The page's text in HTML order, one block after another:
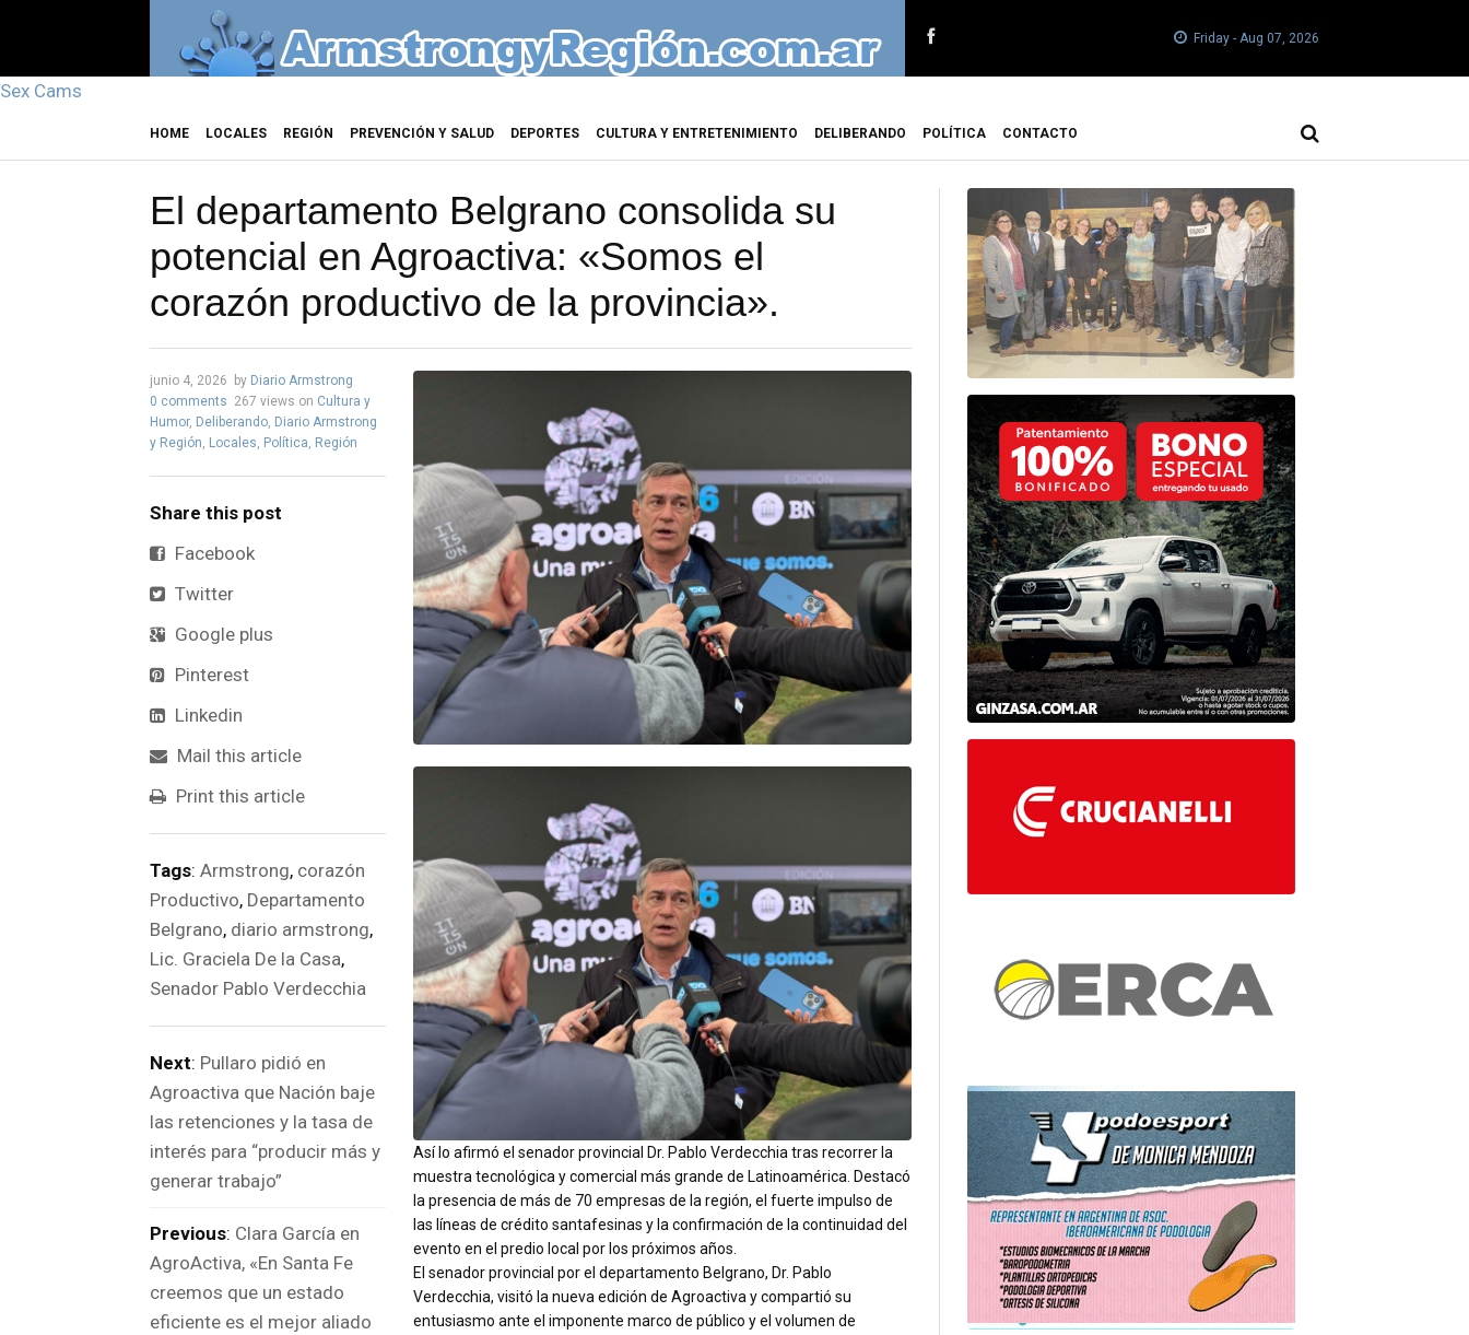
Friday - Aug 07, 2026
Sex Cams
HOME LOCALES REGIÓN PREVENCIÓN Y SALUD DEPORTES CULTURA Y ENTRETENIMIENTO DELIBERANDO POLÍTICA CONTACTO
El departamento Belgrano consolida su
potencial en Agroactiva: «Somos el
corazón productivo de la provincia».
Así lo afirmó el senador provincial Dr. Pablo Verdecchia tras recorrer la
muestra tecnológica y comercial más grande de Latinoamérica. Destacó
la presencia de más de 70 empresas de la región, el fuerte impulso de
las líneas de crédito santafesinas y la confirmación de la continuidad del
evento en el predio local por los próximos años.
El senador provincial por el departamento Belgrano, Dr. Pablo
Verdecchia, visitó la nueva edición de Agroactiva y compartió su
entusiasmo ante el imponente marco de público y el volumen de
junio 4, 2026 by Diario Armstrong
0 comments 267 views on Cultura y
Humor, Deliberando, Diario Armstrong
y Región, Locales, Política, Región
Share this post
Facebook
Twitter
Google plus
Pinterest
Linkedin
Mail this article
Print this article
Tags: Armstrong, corazón
Productivo, Departamento
Belgrano, diario armstrong,
Lic. Graciela De la Casa,
Senador Pablo Verdecchia
Next: Pullaro pidió en
Agroactiva que Nación baje
las retenciones y la tasa de
interés para “producir más y
generar trabajo”
Previous: Clara García en
AgroActiva, «En Santa Fe
creemos que un estado
eficiente es el mejor aliado